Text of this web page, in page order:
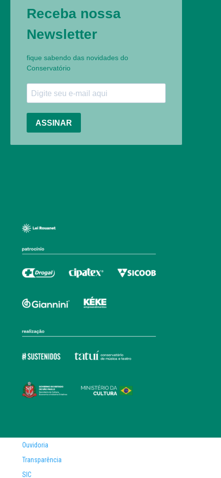
Ouvidoria
Transparência
SIC